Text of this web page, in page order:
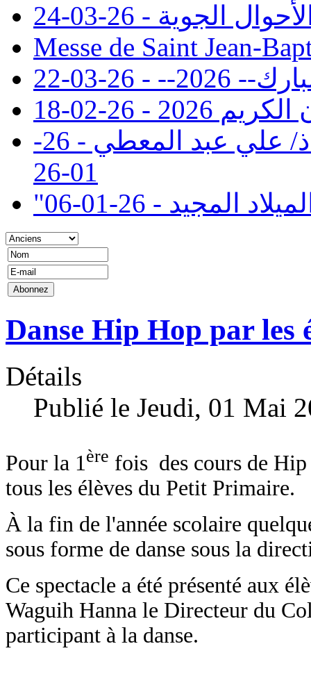
الجوية - 26-03-24
Messe de Saint Jean-
- 26-03-22
- 26-02-18
تنعي إدارة كلية سان مارك الاستاذ/ علي عبد المعطي - 26-
01-26
المجيد - 26-01-06
Danse Hip Hop par les
Détails
Publié le Jeudi, 01 Mai
Pour la 1 ère fois des cours de
tous les élèves du Petit Primaire.
À la fin de l'année scolaire
sous forme de danse sous la
Ce spectacle a été présenté aux
Waguih Hanna le Directeur du
participant à la danse.